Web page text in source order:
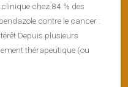
chez 84 % des
contre le cancer :
Depuis plusieurs
thérapeutique (ou